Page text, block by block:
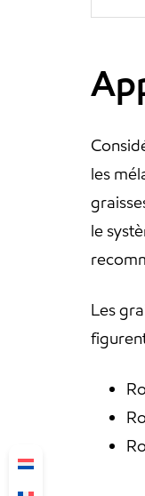
les
le
Les